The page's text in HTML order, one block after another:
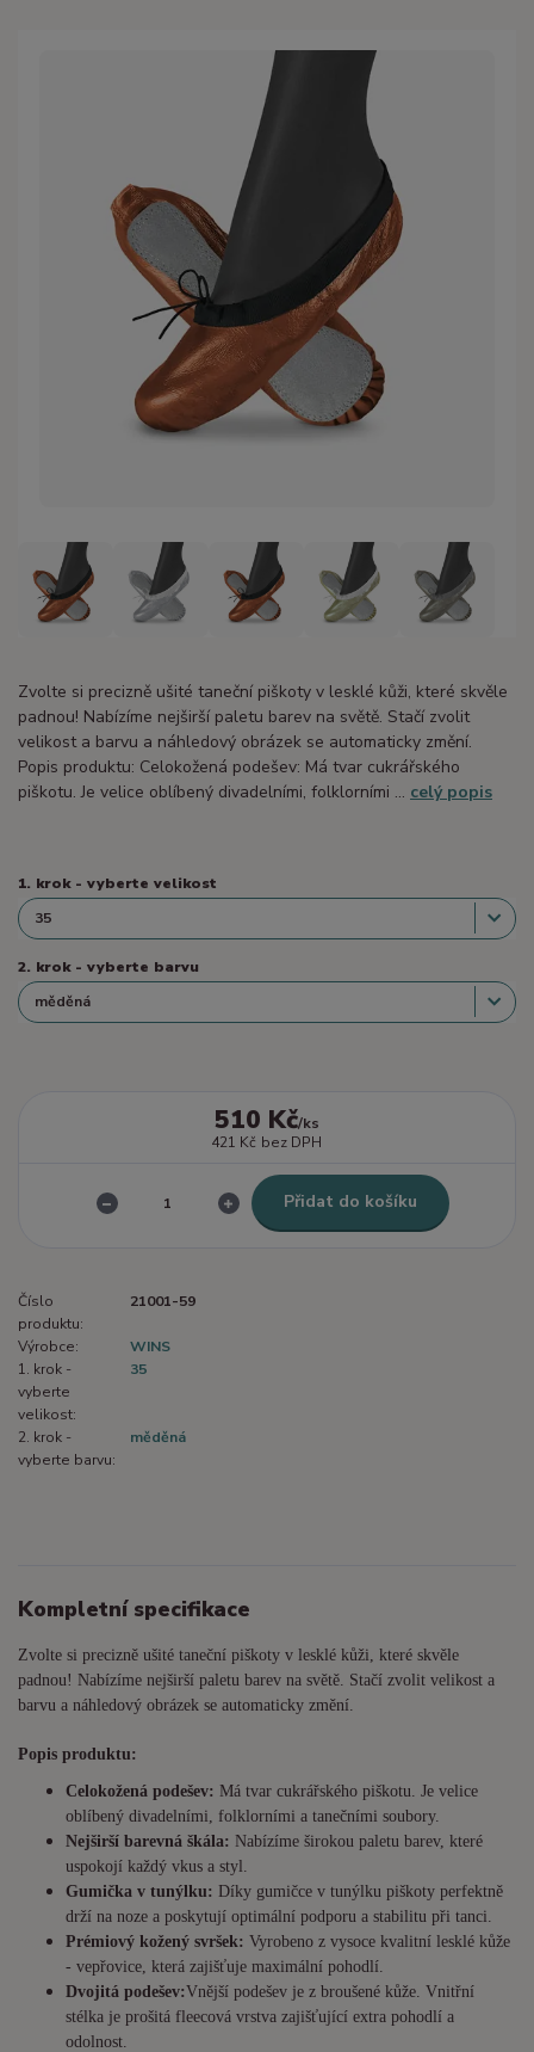
Zvolte si precizně ušité taneční piškoty v lesklé kůži, které skvěle
padnou! Nabízíme nejširší paletu barev na světě. Stačí zvolit
velikost a barvu a náhledový obrázek se automaticky změní.
Popis produktu: Celokožená podešev: Má tvar cukrářského
piškotu. Je velice oblíbený divadelními, folklorními ... celý popis
1. krok - vyberte velikost
2. krok - vyberte barvu
510 Kč/ks
421 Kč bez DPH
Přidat do košíku
Číslo
produktu:
21001-59
Výrobce:
WINS
1. krok -
vyberte
velikost:
35
2. krok -
vyberte barvu:
měděná
Kompletní specifikace
Zvolte si precizně ušité taneční piškoty v lesklé kůži, které skvěle
padnou! Nabízíme nejširší paletu barev na světě. Stačí zvolit velikost a
barvu a náhledový obrázek se automaticky změní.
Popis produktu:
Celokožená podešev: Má tvar cukrářského piškotu. Je velice
oblíbený divadelními, folklorními a tanečními soubory.
Nejširší barevná škála: Nabízíme širokou paletu barev, které
uspokojí každý vkus a styl.
Gumička v tunýlku: Díky gumičce v tunýlku piškoty perfektně
drží na noze a poskytují optimální podporu a stabilitu při tanci.
Prémiový kožený svršek: Vyrobeno z vysoce kvalitní lesklé kůže
- vepřovice, která zajišťuje maximální pohodlí.
Dvojitá podešev:Vnější podešev je z broušené kůže. Vnitřní
stélka je prošitá fleecová vrstva zajišťující extra pohodlí a
odolnost.